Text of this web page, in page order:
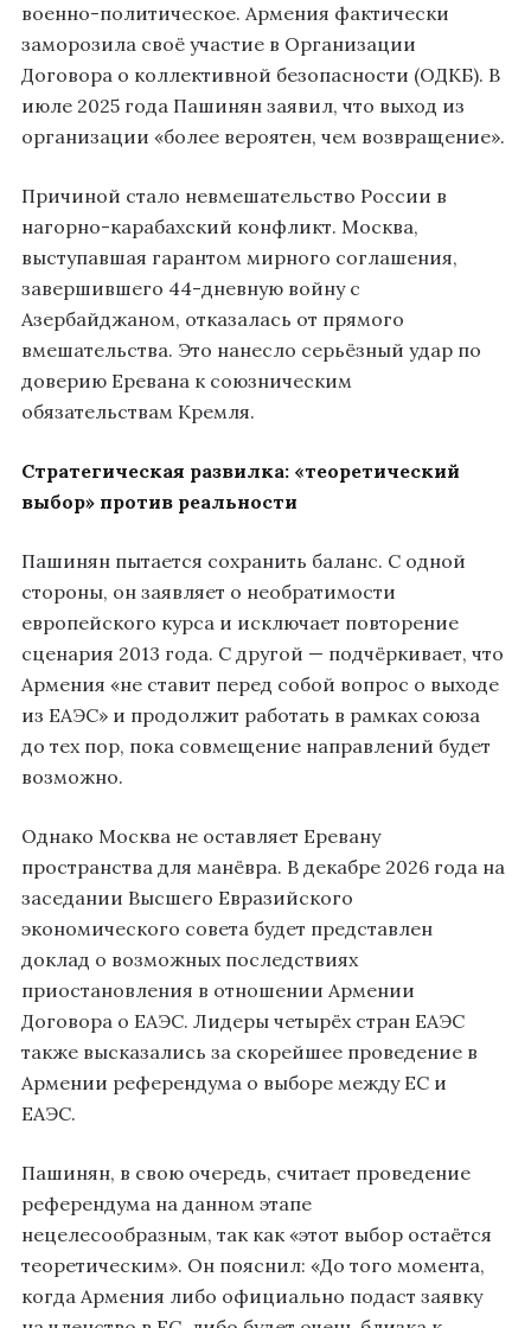
военно-политическое. Армения фактически
заморозила своё участие в Организации
Договора о коллективной безопасности (ОДКБ). В
июле 2025 года Пашинян заявил, что выход из
организации «более вероятен, чем возвращение».
Причиной стало невмешательство России в
нагорно-карабахский конфликт. Москва,
выступавшая гарантом мирного соглашения,
завершившего 44-дневную войну с
Азербайджаном, отказалась от прямого
вмешательства. Это нанесло серьёзный удар по
доверию Еревана к союзническим
обязательствам Кремля.
Стратегическая развилка: «теоретический
выбор» против реальности
Пашинян пытается сохранить баланс. С одной
стороны, он заявляет о необратимости
европейского курса и исключает повторение
сценария 2013 года. С другой — подчёркивает, что
Армения «не ставит перед собой вопрос о выходе
из ЕАЭС» и продолжит работать в рамках союза
до тех пор, пока совмещение направлений будет
возможно.
Однако Москва не оставляет Еревану
пространства для манёвра. В декабре 2026 года на
заседании Высшего Евразийского
экономического совета будет представлен
доклад о возможных последствиях
приостановления в отношении Армении
Договора о ЕАЭС. Лидеры четырёх стран ЕАЭС
также высказались за скорейшее проведение в
Армении референдума о выборе между ЕС и
ЕАЭС.
Пашинян, в свою очередь, считает проведение
референдума на данном этапе
нецелесообразным, так как «этот выбор остаётся
теоретическим». Он пояснил: «До того момента,
когда Армения либо официально подаст заявку